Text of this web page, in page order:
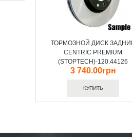
ТОРМОЗНОЙ ДИСК
CENTRIC PREMIUM
(STOPTECH)-120.44126
3 740.00грн